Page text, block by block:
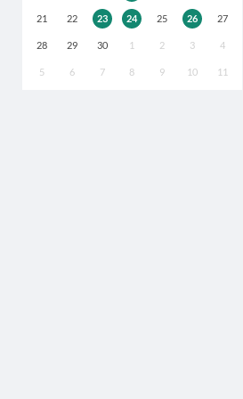
21 22 23 24 25 26 27
28 29 30 1 2 3 4
5 6 7 8 9 10 11